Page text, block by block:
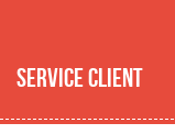
Service client